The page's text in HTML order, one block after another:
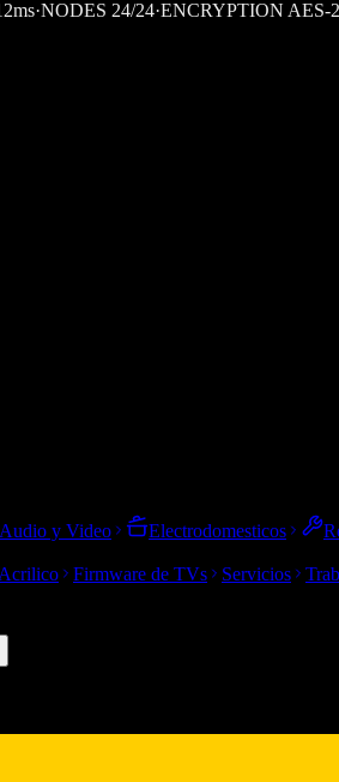
ms·NODES 24/24·ENCRYPTION AES-
Audio y Video Electrodomesticos
Firmware de TVs Servicios